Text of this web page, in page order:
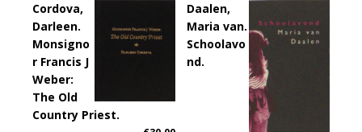
Cordova,
Darleen.
Monsigno
r Francis J
Weber:
The Old
Country Priest.
Daalen,
Maria van.
Schoolavo
nd.